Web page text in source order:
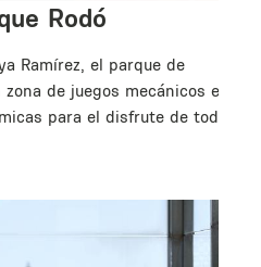
Rodó
Ramírez, el parque de
de juegos mecánicos e
para el disfrute de todo